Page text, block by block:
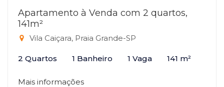
Apartamento à Venda com 2 quartos,
141m²
Vila Caiçara, Praia Grande-SP
2 Quartos 1 Banheiro 1 Vaga 141 m²
Mais informações